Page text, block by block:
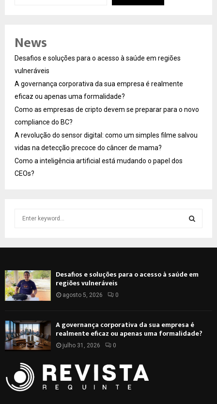
News
Desafios e soluções para o acesso à saúde em regiões
vulneráveis
A governança corporativa da sua empresa é realmente
eficaz ou apenas uma formalidade?
Como as empresas de cripto devem se preparar para o novo
compliance do BC?
A revolução do sensor digital: como um simples filme salvou
vidas na detecção precoce do câncer de mama?
Como a inteligência artificial está mudando o papel dos
CEOs?
f
o
r
A
H
Desafios e soluções para o acesso à saúde em
regiões vulneráveis
agosto 5, 2026 0
A governança corporativa da sua empresa é
realmente eficaz ou apenas uma formalidade?
julho 31, 2026 0